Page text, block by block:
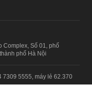
Complex, Số 01, phố
phố Hà Nội
7309 5555, máy lẻ 62.370